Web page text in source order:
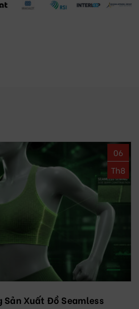
06
Th8
Sản Xuất Đồ Seamless